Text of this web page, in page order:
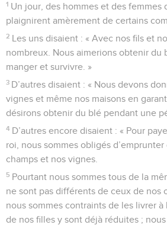
1 Un jour, des hommes et des femmes
plaignirent amèrement de certains
2 Les uns disaient : « Avec nos fils et
nombreux. Nous aimerions obtenir du
manger et survivre. »
3 D’autres disaient : « Nous devons
vignes et même nos maisons en
désirons obtenir du blé pendant une
4 D’autres encore disaient : « Pour
roi, nous sommes obligés d’emprunter
champs et nos vignes.
5 Pourtant nous sommes tous de la
ne sont pas différents de ceux de nos
nous sommes contraints de les livrer à
de nos filles y sont déjà réduites ;